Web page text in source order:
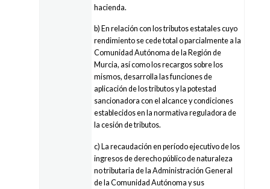
hacienda.
b) En relación con los tributos estatales cuyo
rendimiento se cede total o parcialmente a la
Comunidad Autónoma de la Región de
Murcia, así como los recargos sobre los
mismos, desarrolla las funciones de
aplicación de los tributos y la potestad
sancionadora con el alcance y condiciones
establecidos en la normativa reguladora de
la cesión de tributos.
c) La recaudación en período ejecutivo de los
ingresos de derecho público de naturaleza
no tributaria de la Administración General
de la Comunidad Autónoma y sus